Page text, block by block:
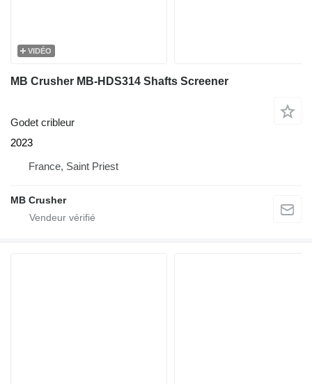
VIDÉO
MB Crusher MB-HDS314 Shafts Screener
Godet cribleur
2023
France, Saint Priest
MB Crusher